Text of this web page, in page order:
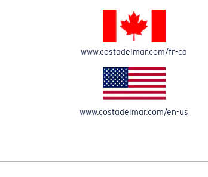
www.costadelmar.com/fr-ca
www.costadelmar.com/en-us